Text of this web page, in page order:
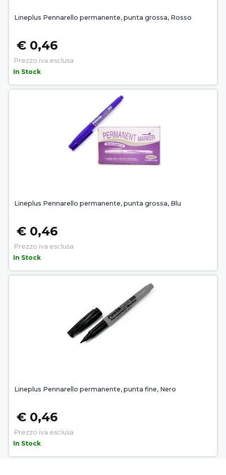
Lineplus Pennarello permanente, punta grossa, Rosso
€ 0,46
Prezzo iva esclusa
In Stock
Lineplus Pennarello permanente, punta grossa, Blu
€ 0,46
Prezzo iva esclusa
In Stock
Lineplus Pennarello permanente, punta fine, Nero
€ 0,46
Prezzo iva esclusa
In Stock